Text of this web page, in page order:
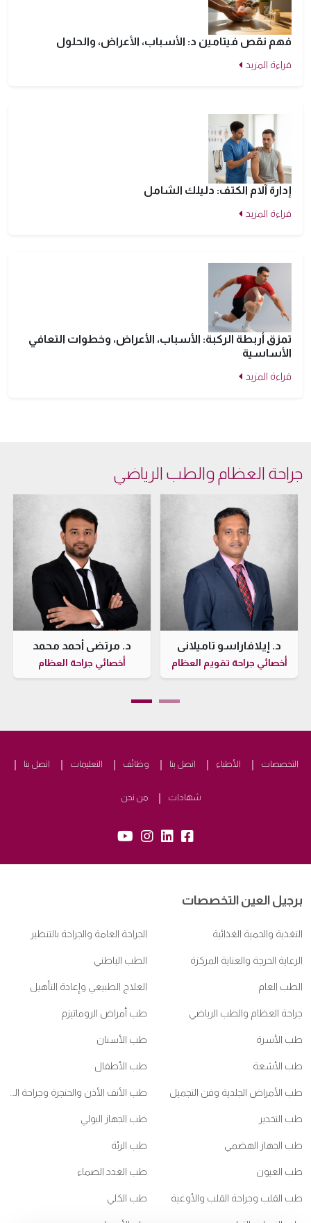
فهم نقص فيتامين د: الأسباب، الأعراض، والحلول
قراءة المزيد
إدارة آلام الكتف: دليلك الشامل
قراءة المزيد
تمزق أربطة الركبة: الأسباب، الأعراض، وخطوات التعافي
الأساسية
قراءة المزيد
جراحة العظام والطب الرياضي
د. إيلافاراسو تاميلاني
أخصائي جراحة تقويم العظام
د. مرتضى أحمد محمد
أخصائي جراحة العظام
التخصصات الأطباء اتصل بنا وظائف التعليمات اتصل بنا
شهادات من نحن
fb:
lk:
insta:
yb:
برجيل العين التخصصات
التغذية والحمية الغذائية الجراحة العامة والجراحة بالتنظير
الرعاية الحرجة والعناية المركزة الطب الباطني
الطب العام العلاج الطبيعي وإعادة التأهيل
جراحة العظام والطب الرياضي طب أمراض الروماتيزم
طب الأسرة طب الأسنان
طب الأشعة طب الأطفال
طب الأمراض الجلدية وفن التجميل
طب التخدير طب الجهاز البولي
طب الجهاز الهضمي طب الرئة
طب العيون طب الغدد الصماء
طب القلب وجراحة القلب والأوعية طب الكلي